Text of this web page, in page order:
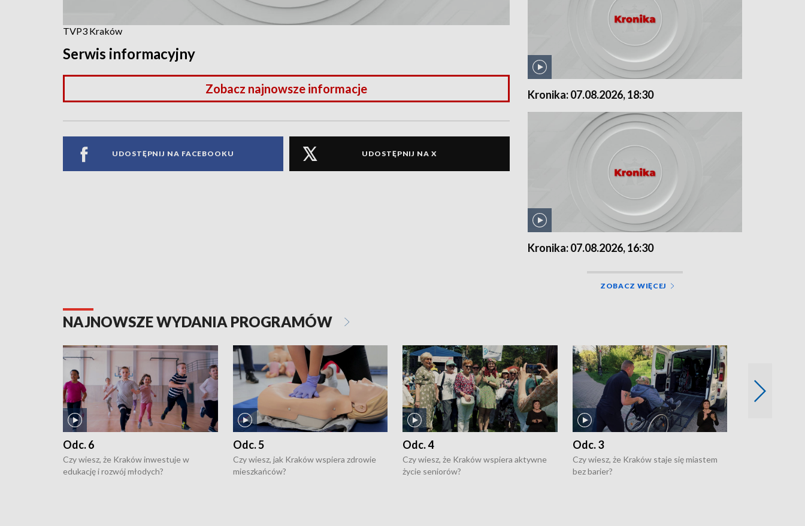
TVP3 Kraków
Serwis informacyjny
Zobacz najnowsze informacje
UDOSTĘPNIJ NA FACEBOOKU UDOSTĘPNIJ NA X
Kronika: 07.08.2026, 18:30
Kronika: 07.08.2026, 16:30
ZOBACZ WIĘCEJ
NAJNOWSZE WYDANIA PROGRAMÓW
Odc. 6
Czy wiesz, że Kraków inwestuje w
edukację i rozwój młodych?
Odc. 5
Czy wiesz, jak Kraków wspiera zdrowie
mieszkańców?
Odc. 4
Czy wiesz, że Kraków wspiera aktywne
życie seniorów?
Odc. 3
Czy wiesz, że Kraków staje się miastem
bez barier?